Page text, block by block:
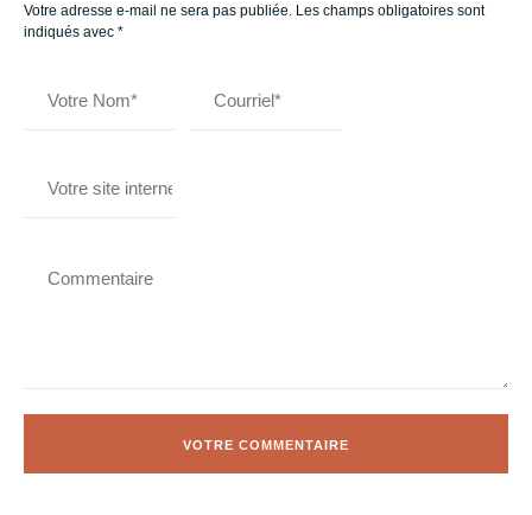
Votre adresse e-mail ne sera pas publiée. Les champs obligatoires sont
indiqués avec *